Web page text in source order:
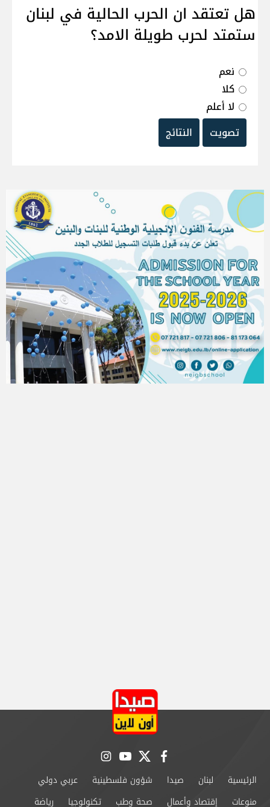
هل تعتقد ان الحرب الحالية في لبنان
ستمتد لحرب طويلة الامد؟
نعم
كلا
لا أعلم
تصويت
النتائج
facebook
twitter
youtube
instagram
الرئيسية لبنان صيدا شؤون فلسطينية
عربي دولي
منوعات
إقتصاد وأعمال صحة وطب تكنولوجيا رياضة